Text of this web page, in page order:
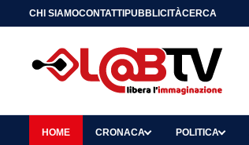
CHI SIAMOCONTATTIPUBBLICITÀCERCA
HOME CRONACA POLITICA